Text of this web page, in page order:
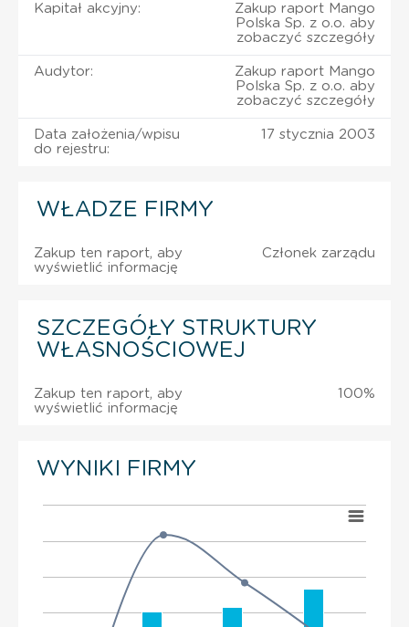
Kapitał akcyjny:
Zakup raport Mango
Polska Sp. z o.o. aby
zobaczyć szczegóły
Audytor:
Zakup raport Mango
Polska Sp. z o.o. aby
zobaczyć szczegóły
Data założenia/wpisu
do rejestru:
17 stycznia 2003
WŁADZE FIRMY
Zakup ten raport, aby
wyświetlić informację
Członek zarządu
SZCZEGÓŁY STRUKTURY
WŁASNOŚCIOWEJ
Zakup ten raport, aby
wyświetlić informację
100%
WYNIKI FIRMY